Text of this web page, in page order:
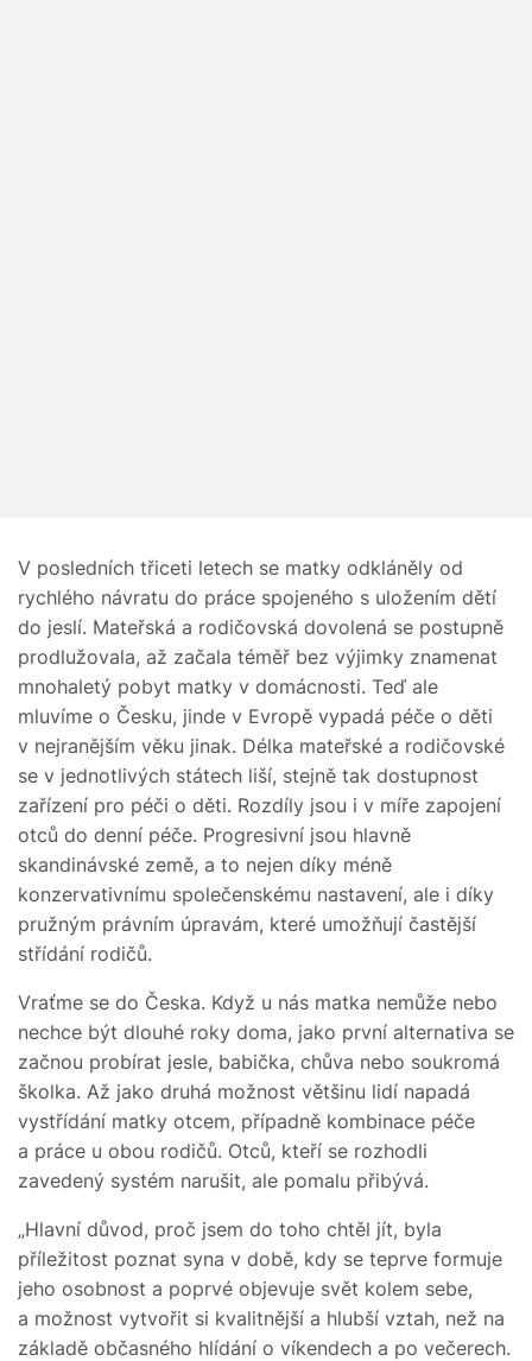
V posledních třiceti letech se matky odkláněly od
rychlého návratu do práce spojeného s uložením dětí
do jeslí. Mateřská a rodičovská dovolená se postupně
prodlužovala, až začala téměř bez výjimky znamenat
mnohaletý pobyt matky v domácnosti. Teď ale
mluvíme o Česku, jinde v Evropě vypadá péče o děti
v nejranějším věku jinak. Délka mateřské a rodičovské
se v jednotlivých státech liší, stejně tak dostupnost
zařízení pro péči o děti. Rozdíly jsou i v míře zapojení
otců do denní péče. Progresivní jsou hlavně
skandinávské země, a to nejen díky méně
konzervativnímu společenskému nastavení, ale i díky
pružným právním úpravám, které umožňují častější
střídání rodičů.
Vraťme se do Česka. Když u nás matka nemůže nebo
nechce být dlouhé roky doma, jako první alternativa se
začnou probírat jesle, babička, chůva nebo soukromá
školka. Až jako druhá možnost většinu lidí napadá
vystřídání matky otcem, případně kombinace péče
a práce u obou rodičů. Otců, kteří se rozhodli
zavedený systém narušit, ale pomalu přibývá.
„Hlavní důvod, proč jsem do toho chtěl jít, byla
příležitost poznat syna v době, kdy se teprve formuje
jeho osobnost a poprvé objevuje svět kolem sebe,
a možnost vytvořit si kvalitnější a hlubší vztah, než na
základě občasného hlídání o víkendech a po večerech.